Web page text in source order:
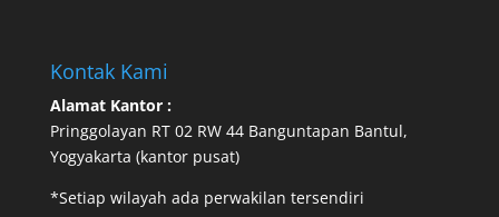
Kontak Kami
Alamat Kantor :
Pringgolayan RT 02 RW 44 Banguntapan Bantul,
Yogyakarta (kantor pusat)
*Setiap wilayah ada perwakilan tersendiri